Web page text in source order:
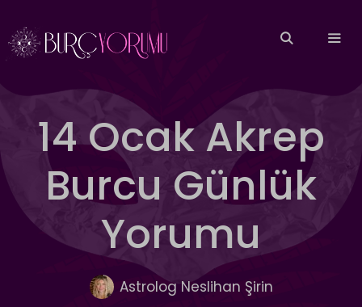
atla
14 Ocak Akrep
Burcu Günlük
Yorumu
Astrolog Neslihan Şirin